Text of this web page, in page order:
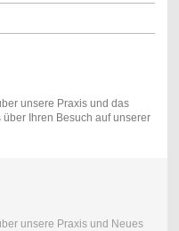
unsere Praxis und das
Ihren Besuch auf unserer
unsere Praxis und Neues